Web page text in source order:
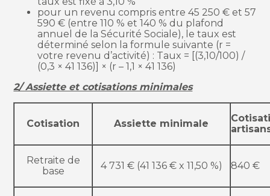
pour un revenu compris entre 45 250 € et 57
590 € (entre 110 % et 140 % du plafond
annuel de la Sécurité Sociale), le taux est
déterminé selon la formule suivante (r =
votre revenu d’activité) : Taux = [(3,10/100) /
(0,3 × 41 136)] × (r – 1,1 × 41 136)
2/ Assiette et cotisations minimales
Cotisation Assiette minimale
Retraite de
base
4 731 € (41 136 € x 11,50 %) 840 €